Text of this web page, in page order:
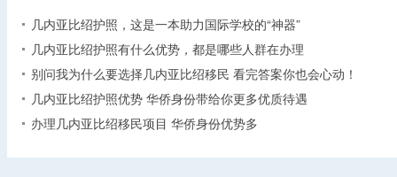
几内亚比绍护照，这是一本助力国际学校的“神器”
几内亚比绍护照有什么优势，都是哪些人群在办理
别问我为什么要选择几内亚比绍移民 看完答案你也会心动！
几内亚比绍护照优势 华侨身份带给你更多优质待遇
办理几内亚比绍移民项目 华侨身份优势多